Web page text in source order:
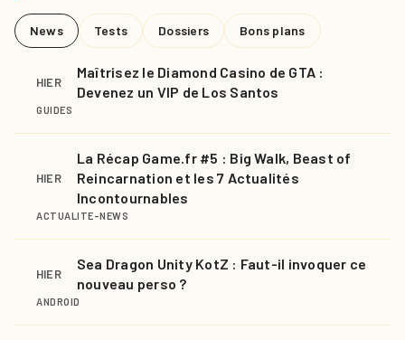
News Tests Dossiers Bons plans
HIER
Maîtrisez le Diamond Casino de GTA :
Devenez un VIP de Los Santos
GUIDES
HIER
La Récap Game.fr #5 : Big Walk, Beast of
Reincarnation et les 7 Actualités
Incontournables
ACTUALITE-NEWS
HIER
Sea Dragon Unity KotZ : Faut-il invoquer ce
nouveau perso ?
ANDROID